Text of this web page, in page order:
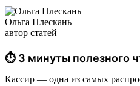
Ольга Плескань
автор статей
⏱ 3 минуты полезного
Кассир — одна из самых